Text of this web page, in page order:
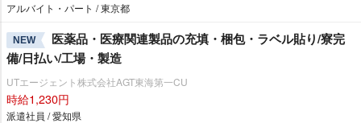
アルバイト・パート / 東京都
NEW
医薬品・医療関連製品の充填・梱包・ラベル貼り/寮完
備/日払い/工場・製造
UTエージェント株式会社AGT東海第一CU
時給1,230円
派遣社員 / 愛知県